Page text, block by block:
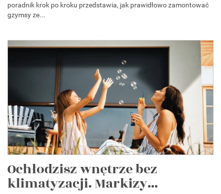
poradnik krok po kroku przedstawia, jak prawidłowo zamontować
gzymsy ze...
Ochłodzisz wnętrze bez
klimatyzacji. Markizy...